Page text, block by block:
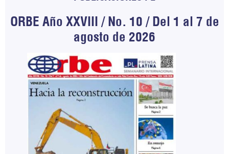
ORBE Año XXVIII / No. 10 / Del 1 al 7 de
agosto de 2026